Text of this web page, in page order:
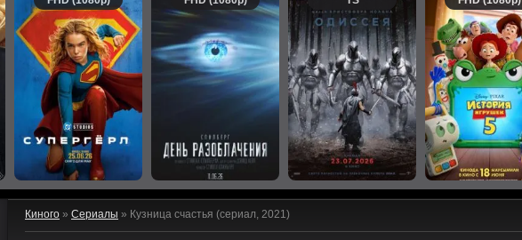
Киного » Сериалы » Кузница счастья (сериал, 2021)